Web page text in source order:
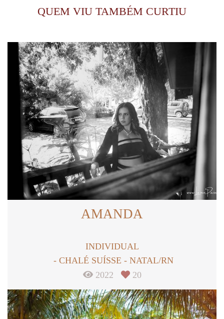
QUEM VIU TAMBÉM CURTIU
AMANDA
INDIVIDUAL
CHALÉ SUÍSSE - NATAL/RN
2022
20